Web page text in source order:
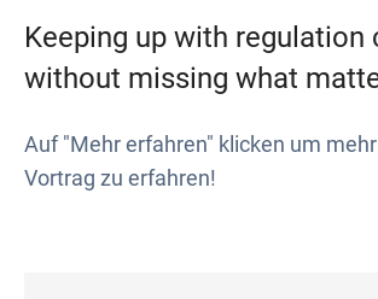
Keeping up with regulation
without missing what
Auf "Mehr erfahren" klicken um
Vortrag zu erfahren!